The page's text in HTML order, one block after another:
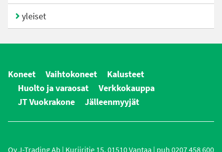
yleiset
Koneet Vaihtokoneet
Kalusteet
Huolto ja varaosat
Verkkokauppa
JT Vuokrakone
Jälleenmyyjät
Oy J-Trading Ab | Kuriiritie 15, 01510 Vantaa | puh 0207 458 600